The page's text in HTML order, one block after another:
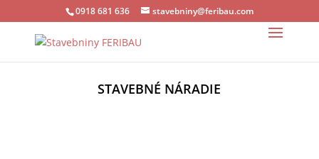
0918 681 636 stavebniny@feribau.com
STAVEBNÉ NÁRADIE